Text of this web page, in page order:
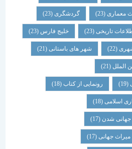
(23) گردشگری (23)
(23) خلیج فارس(23)
شهر های باستانی (21)
(21)
رونمایی از کتاب (18)
(18)
(17)
(17)